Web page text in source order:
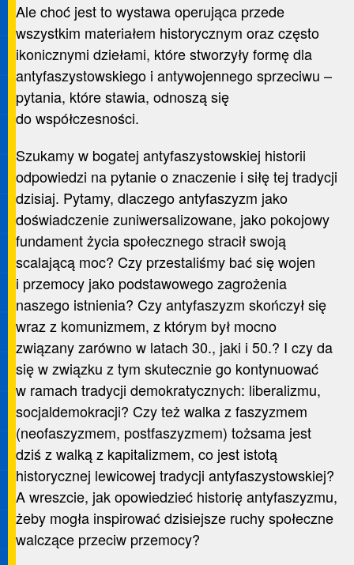
Ale choć jest to wystawa operująca przede
wszystkim materiałem historycznym oraz często
ikonicznymi dziełami, które stworzyły formę dla
antyfaszystowskiego i antywojennego sprzeciwu –
pytania, które stawia, odnoszą się
do współczesności.
Szukamy w bogatej antyfaszystowskiej historii
odpowiedzi na pytanie o znaczenie i siłę tej tradycji
dzisiaj. Pytamy, dlaczego antyfaszyzm jako
doświadczenie zuniwersalizowane, jako pokojowy
fundament życia społecznego stracił swoją
scalającą moc? Czy przestaliśmy bać się wojen
i przemocy jako podstawowego zagrożenia
naszego istnienia? Czy antyfaszyzm skończył się
wraz z komunizmem, z którym był mocno
związany zarówno w latach 30., jaki i 50.? I czy da
się w związku z tym skutecznie go kontynuować
w ramach tradycji demokratycznych: liberalizmu,
socjaldemokracji? Czy też walka z faszyzmem
(neofaszyzmem, postfaszyzmem) tożsama jest
dziś z walką z kapitalizmem, co jest istotą
historycznej lewicowej tradycji antyfaszystowskiej?
A wreszcie, jak opowiedzieć historię antyfaszyzmu,
żeby mogła inspirować dzisiejsze ruchy społeczne
walczące przeciw przemocy?